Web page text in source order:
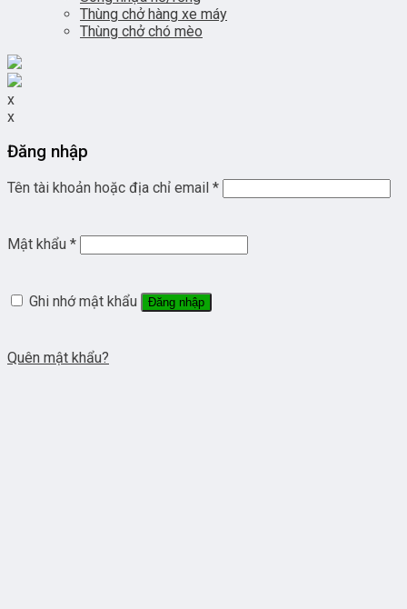
Thùng chở hàng xe máy
Thùng chở chó mèo
x
x
Đăng nhập
Tên tài khoản hoặc địa chỉ email *
Mật khẩu *
Ghi nhớ mật khẩu Đăng nhập
Quên mật khẩu?